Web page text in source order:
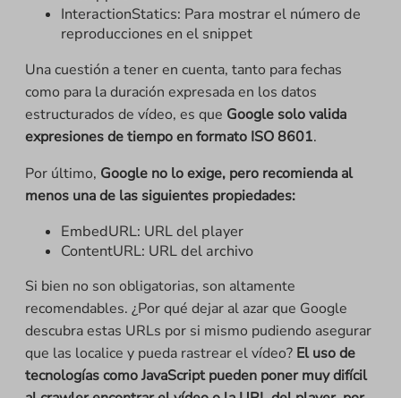
InteractionStatics: Para mostrar el número de
reproducciones en el snippet
Una cuestión a tener en cuenta, tanto para fechas
como para la duración expresada en los datos
estructurados de vídeo, es que Google solo valida
expresiones de tiempo en formato ISO 8601.
Por último, Google no lo exige, pero recomienda al
menos una de las siguientes propiedades:
EmbedURL: URL del player
ContentURL: URL del archivo
Si bien no son obligatorias, son altamente
recomendables. ¿Por qué dejar al azar que Google
descubra estas URLs por si mismo pudiendo asegurar
que las localice y pueda rastrear el vídeo? El uso de
tecnologías como JavaScript pueden poner muy difícil